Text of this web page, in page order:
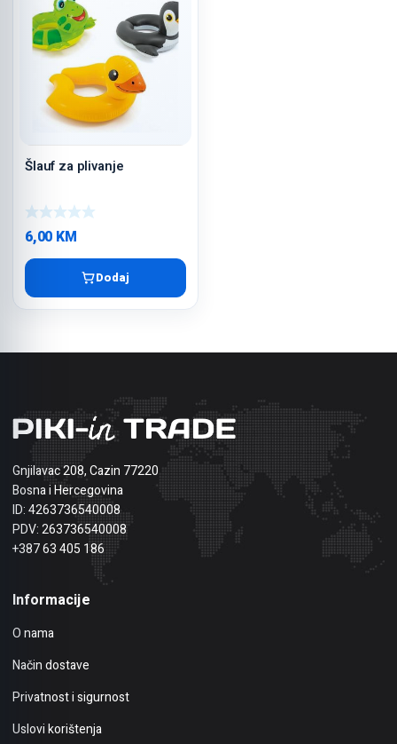
Šlauf za plivanje
6,00 KM
Dodaj
Gnjilavac 208, Cazin 77220
Bosna i Hercegovina
ID: 4263736540008
PDV: 263736540008
+387 63 405 186
Informacije
O nama
Način dostave
Privatnost i sigurnost
Uslovi korištenja